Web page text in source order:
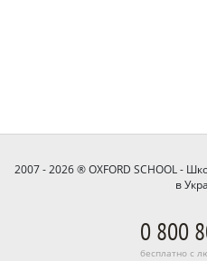
2007 - 2026 ® OXFORD SCHOOL -
в
0 800
бесплатно с